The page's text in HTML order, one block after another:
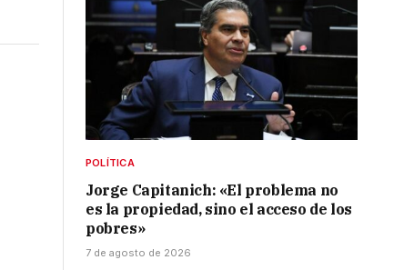
POLÍTICA
Jorge Capitanich: «El problema no
es la propiedad, sino el acceso de los
pobres»
7 de agosto de 2026